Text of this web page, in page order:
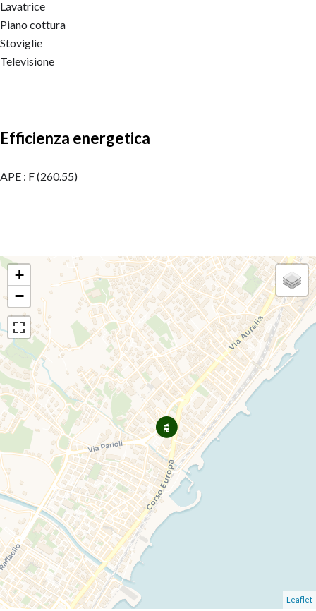
Lavatrice
Piano cottura
Stoviglie
Televisione
Efficienza energetica
APE : F (260.55)
+
−
Leaflet